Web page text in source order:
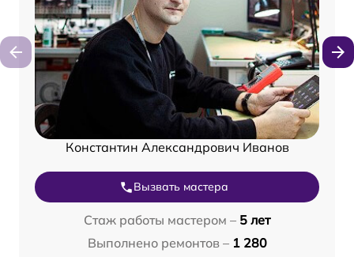
Константин Александрович Иванов
Вызвать мастера
Стаж работы мастером – 5 лет
Выполнено ремонтов – 1 280